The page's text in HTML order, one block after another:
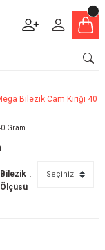
Bilezik Cam Kırığı 40
Bilezik
Ölçüsü